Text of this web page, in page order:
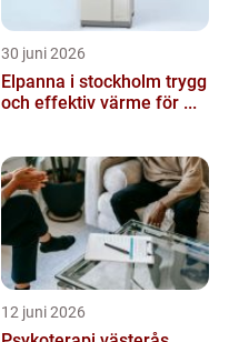
30 juni 2026
Elpanna i stockholm trygg
och effektiv värme för ...
12 juni 2026